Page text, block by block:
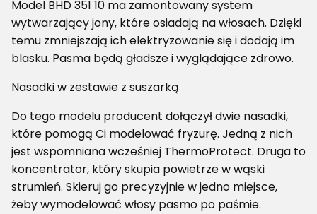
Model BHD 351 10 ma zamontowany system
wytwarzający jony, które osiadają na włosach. Dzięki
temu zmniejszają ich elektryzowanie się i dodają im
blasku. Pasma będą gładsze i wyglądające zdrowo.
Nasadki w zestawie z suszarką
Do tego modelu producent dołączył dwie nasadki,
które pomogą Ci modelować fryzurę. Jedną z nich
jest wspomniana wcześniej ThermoProtect. Druga to
koncentrator, który skupia powietrze w wąski
strumień. Skieruj go precyzyjnie w jedno miejsce,
żeby wymodelować włosy pasmo po paśmie.